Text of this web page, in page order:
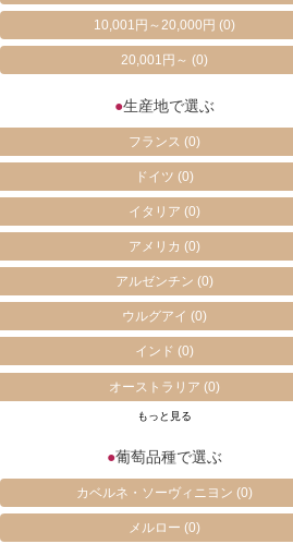
10,001円～20,000円(0)
20,001円～(0)
●生産地で選ぶ
フランス(0)
ドイツ(0)
イタリア(0)
アメリカ(0)
アルゼンチン(0)
ウルグアイ(0)
インド(0)
オーストラリア(0)
もっと見る
●葡萄品種で選ぶ
カベルネ・ソーヴィニヨン(0)
メルロー(0)